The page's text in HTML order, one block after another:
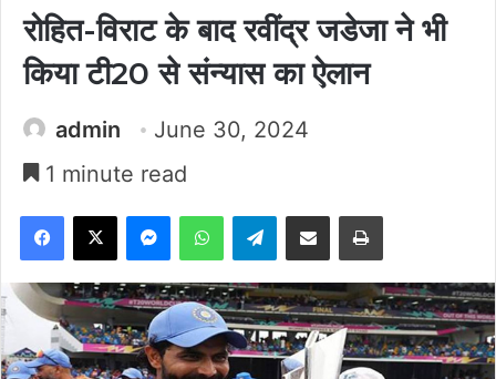
रोहित-विराट के बाद रवींद्र जडेजा ने भी
किया टी20 से संन्यास का ऐलान
admin
June 30, 2024
1 minute read
Facebook
X MessengerWhatsAppTelegramShare via Email Print